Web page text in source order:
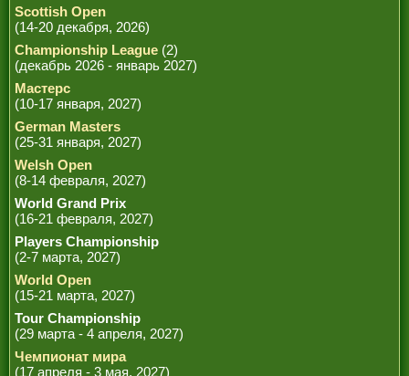
Scottish Open
(14-20 декабря, 2026)
Championship League (2)
(декабрь 2026 - январь 2027)
Мастерс
(10-17 января, 2027)
German Masters
(25-31 января, 2027)
Welsh Open
(8-14 февраля, 2027)
World Grand Prix
(16-21 февраля, 2027)
Players Championship
(2-7 марта, 2027)
World Open
(15-21 марта, 2027)
Tour Championship
(29 марта - 4 апреля, 2027)
Чемпионат мира
(17 апреля - 3 мая, 2027)